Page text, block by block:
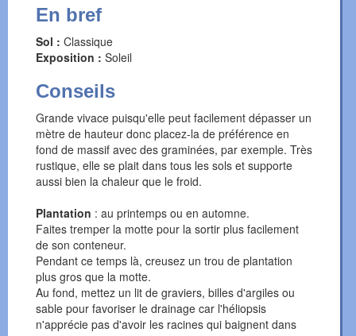
En bref
Sol : Classique
Exposition : Soleil
Conseils
Grande vivace puisqu'elle peut facilement dépasser un
mètre de hauteur donc placez-la de préférence en
fond de massif avec des graminées, par exemple. Très
rustique, elle se plait dans tous les sols et supporte
aussi bien la chaleur que le froid.
Plantation : au printemps ou en automne.
Faites tremper la motte pour la sortir plus facilement
de son conteneur.
Pendant ce temps là, creusez un trou de plantation
plus gros que la motte.
Au fond, mettez un lit de graviers, billes d'argiles ou
sable pour favoriser le drainage car l'héliopsis
n'apprécie pas d'avoir les racines qui baignent dans